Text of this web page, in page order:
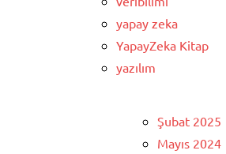
yapay zeka
YapayZeka Kitap
yazılım
Şubat 2025
Mayıs 2024